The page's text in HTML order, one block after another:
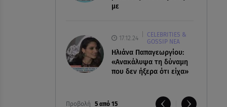
με
17.12.24
CELEBRITIES &
GOSSIP ΝΕΑ
Ηλιάνα Παπαγεωργίου:
«Ανακάλυψα τη δύναμη
που δεν ήξερα ότι είχα»
Προβολή 5 από 15